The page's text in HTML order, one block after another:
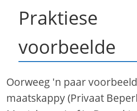
Praktiese
voorbeelde
Oorweeg 'n paar
maatskappy (Privaat